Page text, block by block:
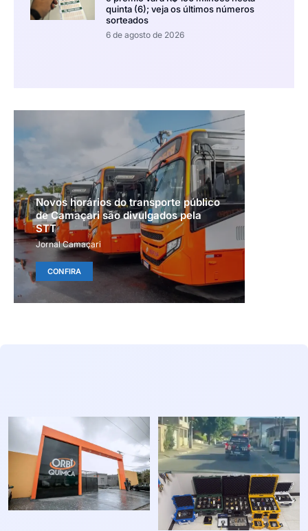
quinta (6); veja os últimos números
sorteados
6 de agosto de 2026
Novos horários do transporte público
de Camaçari são divulgados pela
STT
Jornal Camaçari
CONFIRA